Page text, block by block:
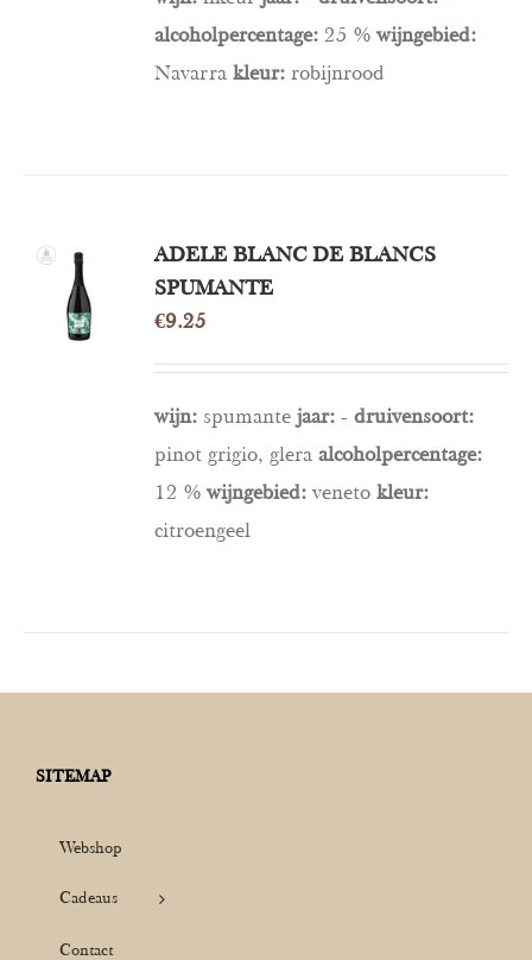
alcoholpercentage: 25 %wijngebied:
Navarrakleur:robijnrood
TOEVOEGEN
AAN
WINKELWAGEN
/
ADELE BLANC DE BLANCS
SPUMANTE
€9.25
wijn: spumantejaar: -druivensoort:
pinot grigio, gleraalcoholpercentage:
12 %wijngebied:venetokleur:
citroengeel
SITEMAP
Webshop
Cadeaus
Contact